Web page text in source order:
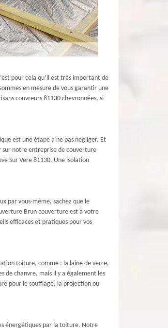
pour cela qu’il est très important de
en mesure de vous garantir une
couvreurs 81130 chevronnées, si
est une étape à ne pas négliger. Et
sur notre entreprise de couverture
Sur Vere 81130. Une isolation
par vous-même, sachez que le
Brun couverture est à votre
efficaces et pratiques pour vos
toiture, comme : la laine de verre,
de chanvre, mais il y a également les
pour le soufflage, la projection ou
énergétiques par la toiture. Notre